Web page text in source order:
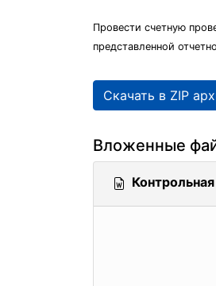
Провести счетную
представленной
Скачать в ZIP
Вложенные